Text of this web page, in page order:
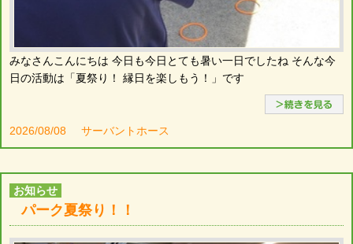
みなさんこんにちは 今日も今日とても暑い一日でしたね そんな今
日の活動は「夏祭り！ 縁日を楽しもう！」です
2026/08/08 サーバントホース
お知らせ
パーク夏祭り！！